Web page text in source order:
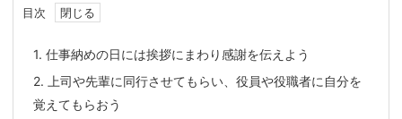
目次
1. 仕事納めの日には挨拶にまわり感謝を伝えよう
2. 上司や先輩に同行させてもらい、役員や役職者に自分を
覚えてもらおう